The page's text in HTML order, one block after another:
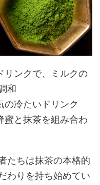
リンクで、ミルクの
和
の冷たいドリンク
蜜と抹茶を組み合わ
たちは抹茶の本格的
わりを持ち始めてい